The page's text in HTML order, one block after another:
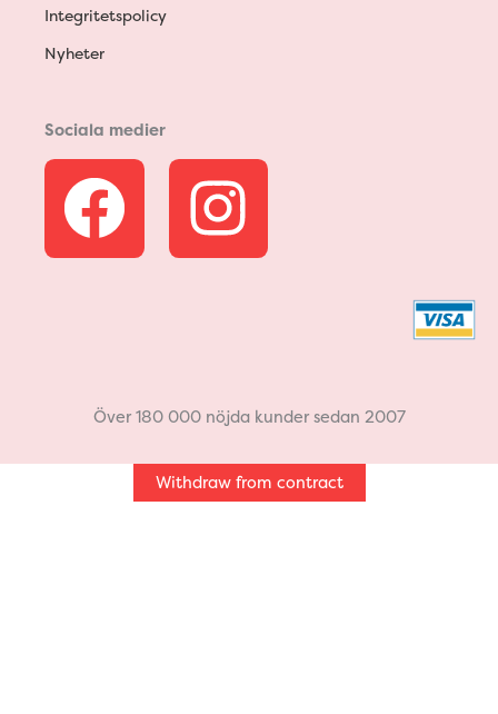
Integritetspolicy
Nyheter
Sociala medier
F
a
b
o
I
n
a
g
Över 180 000 nöjda kunder sedan 2007
Withdraw from contract